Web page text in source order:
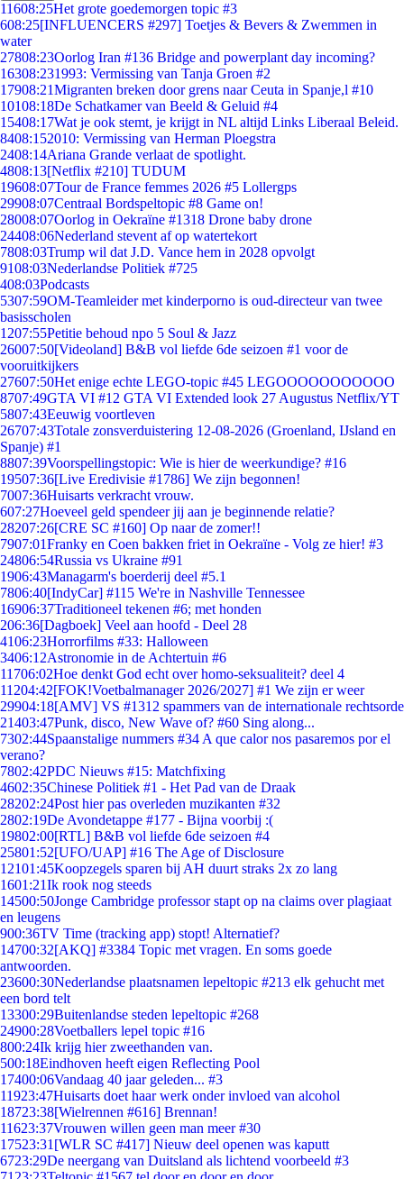
11608:25Het grote goedemorgen topic #3
608:25[INFLUENCERS #297] Toetjes & Bevers & Zwemmen in
water
27808:23Oorlog Iran #136 Bridge and powerplant day incoming?
16308:231993: Vermissing van Tanja Groen #2
17908:21Migranten breken door grens naar Ceuta in Spanje,l #10
10108:18De Schatkamer van Beeld & Geluid #4
15408:17Wat je ook stemt, je krijgt in NL altijd Links Liberaal Beleid.
8408:152010: Vermissing van Herman Ploegstra
2408:14Ariana Grande verlaat de spotlight.
4808:13[Netflix #210] TUDUM
19608:07Tour de France femmes 2026 #5 Lollergps
29908:07Centraal Bordspeltopic #8 Game on!
28008:07Oorlog in Oekraïne #1318 Drone baby drone
24408:06Nederland stevent af op watertekort
7808:03Trump wil dat J.D. Vance hem in 2028 opvolgt
9108:03Nederlandse Politiek #725
408:03Podcasts
5307:59OM-Teamleider met kinderporno is oud-directeur van twee
basisscholen
1207:55Petitie behoud npo 5 Soul & Jazz
26007:50[Videoland] B&B vol liefde 6de seizoen #1 voor de
vooruitkijkers
27607:50Het enige echte LEGO-topic #45 LEGOOOOOOOOOOO
8707:49GTA VI #12 GTA VI Extended look 27 Augustus Netflix/YT
5807:43Eeuwig voortleven
26707:43Totale zonsverduistering 12-08-2026 (Groenland, IJsland en
Spanje) #1
8807:39Voorspellingstopic: Wie is hier de weerkundige? #16
19507:36[Live Eredivisie #1786] We zijn begonnen!
7007:36Huisarts verkracht vrouw.
607:27Hoeveel geld spendeer jij aan je beginnende relatie?
28207:26[CRE SC #160] Op naar de zomer!!
7907:01Franky en Coen bakken friet in Oekraïne - Volg ze hier! #3
24806:54Russia vs Ukraine #91
1906:43Managarm's boerderij deel #5.1
7806:40[IndyCar] #115 We're in Nashville Tennessee
16906:37Traditioneel tekenen #6; met honden
206:36[Dagboek] Veel aan hoofd - Deel 28
4106:23Horrorfilms #33: Halloween
3406:12Astronomie in de Achtertuin #6
11706:02Hoe denkt God echt over homo-seksualiteit? deel 4
11204:42[FOK!Voetbalmanager 2026/2027] #1 We zijn er weer
29904:18[AMV] VS #1312 spammers van de internationale rechtsorde
21403:47Punk, disco, New Wave of? #60 Sing along...
7302:44Spaanstalige nummers #34 A que calor nos pasaremos por el
verano?
7802:42PDC Nieuws #15: Matchfixing
4602:35Chinese Politiek #1 - Het Pad van de Draak
28202:24Post hier pas overleden muzikanten #32
2802:19De Avondetappe #177 - Bijna voorbij :(
19802:00[RTL] B&B vol liefde 6de seizoen #4
25801:52[UFO/UAP] #16 The Age of Disclosure
12101:45Koopzegels sparen bij AH duurt straks 2x zo lang
1601:21Ik rook nog steeds
14500:50Jonge Cambridge professor stapt op na claims over plagiaat
en leugens
900:36TV Time (tracking app) stopt! Alternatief?
14700:32[AKQ] #3384 Topic met vragen. En soms goede
antwoorden.
23600:30Nederlandse plaatsnamen lepeltopic #213 elk gehucht met
een bord telt
13300:29Buitenlandse steden lepeltopic #268
24900:28Voetballers lepel topic #16
800:24Ik krijg hier zweethanden van.
500:18Eindhoven heeft eigen Reflecting Pool
17400:06Vandaag 40 jaar geleden... #3
11923:47Huisarts doet haar werk onder invloed van alcohol
18723:38[Wielrennen #616] Brennan!
11623:37Vrouwen willen geen man meer #30
17523:31 [WLR SC #417] Nieuw deel openen was kaputt
6723:29De neergang van Duitsland als lichtend voorbeeld #3